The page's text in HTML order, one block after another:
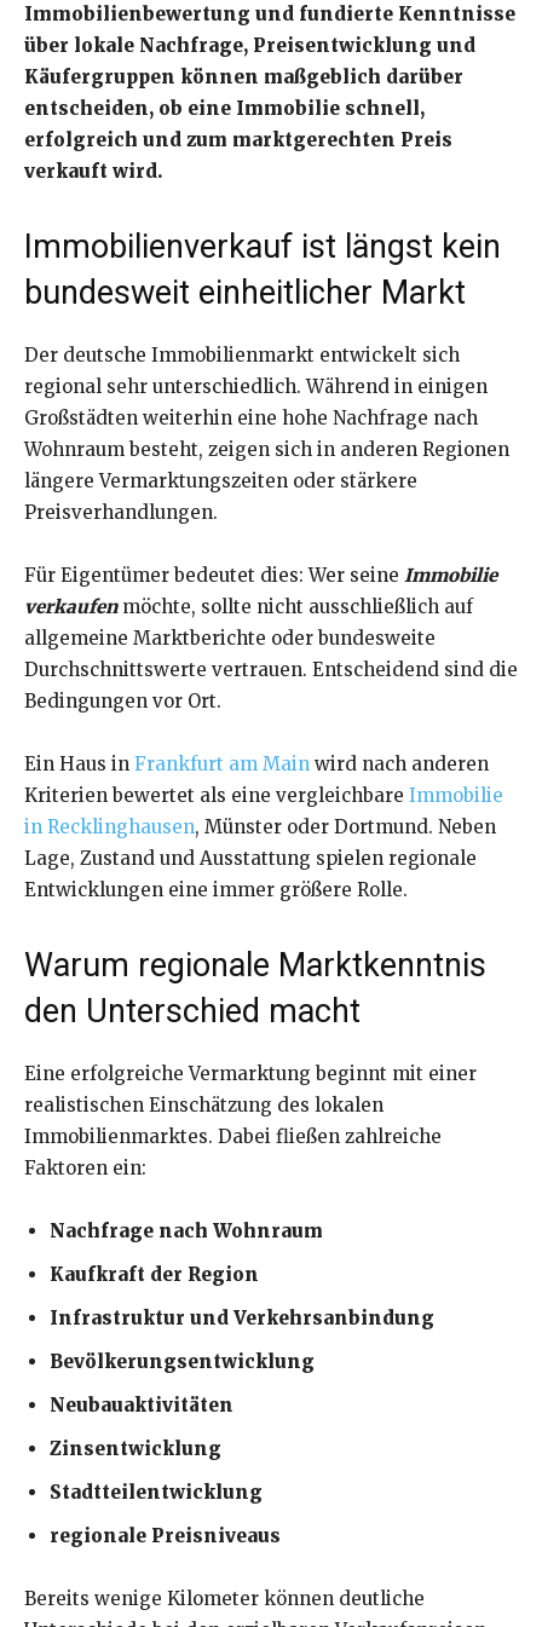
Immobilienbewertung und fundierte Kenntnisse
über lokale Nachfrage, Preisentwicklung und
Käufergruppen können maßgeblich darüber
entscheiden, ob eine Immobilie schnell,
erfolgreich und zum marktgerechten Preis
verkauft wird.
Immobilienverkauf ist längst kein
bundesweit einheitlicher Markt
Der deutsche Immobilienmarkt entwickelt sich
regional sehr unterschiedlich. Während in einigen
Großstädten weiterhin eine hohe Nachfrage nach
Wohnraum besteht, zeigen sich in anderen Regionen
längere Vermarktungszeiten oder stärkere
Preisverhandlungen.
Für Eigentümer bedeutet dies: Wer seine Immobilie
verkaufenmöchte, sollte nicht ausschließlich auf
allgemeine Marktberichte oder bundesweite
Durchschnittswerte vertrauen. Entscheidend sind die
Bedingungen vor Ort.
Ein Haus in Frankfurt am Main wird nach anderen
Kriterien bewertet als eine vergleichbare Immobilie
in Recklinghausen, Münster oder Dortmund. Neben
Lage, Zustand und Ausstattung spielen regionale
Entwicklungen eine immer größere Rolle.
Warum regionale Marktkenntnis
den Unterschied macht
Eine erfolgreiche Vermarktung beginnt mit einer
realistischen Einschätzung des lokalen
Immobilienmarktes. Dabei fließen zahlreiche
Faktoren ein:
Nachfrage nach Wohnraum
Kaufkraft der Region
Infrastruktur und Verkehrsanbindung
Bevölkerungsentwicklung
Neubauaktivitäten
Zinsentwicklung
Stadtteilentwicklung
regionale Preisniveaus
Bereits wenige Kilometer können deutliche